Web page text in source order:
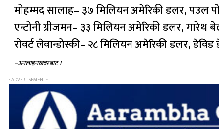
मोहम्मद सालाह– ३७ मिलियन अमेरिकी डलर, पउल
एन्टोनी ग्रीजमन– ३३ मिलियन अमेरिकी डलर,
रोवर्ट लेवान्डोस्की– २८ मिलियन अमेरिकी डलर,
–अनलाइनखबरबाट ।
- ADVERTISEMENT -